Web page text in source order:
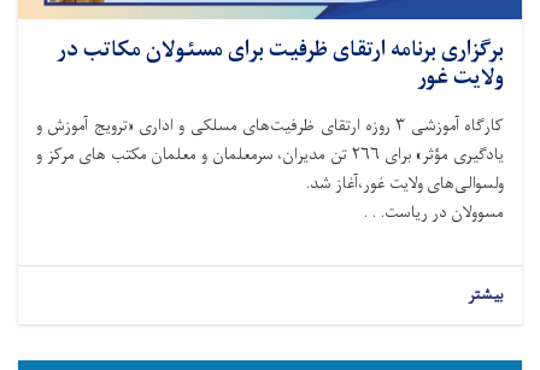
برگزاری برنامه ارتقای ظرفیت برای مسئولان مکاتب در
ولایت غور
کارگاه آموزشی ۳ روزه ارتقای ظرفیت‌های مسلکی و اداری «ترویج آموزش و
یادگیری مؤثر» برای ۲۶۶ تن مدیران، سرمعلمان و معلمان مکتب های مرکز و
ولسوالی‌های ولایت غور،آغاز شد.
مسوولان در ریاست. . .
بیشتر